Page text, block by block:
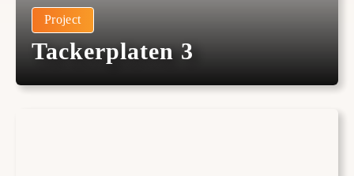
Project
Tackerplaten 3